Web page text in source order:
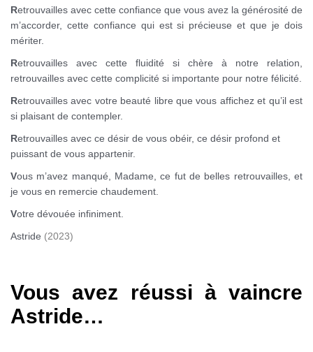
Retrouvailles avec cette confiance que vous avez la générosité de
m’accorder, cette confiance qui est si précieuse et que je dois
mériter.
Retrouvailles avec cette fluidité si chère à notre relation,
retrouvailles avec cette complicité si importante pour notre félicité.
Retrouvailles avec votre beauté libre que vous affichez et qu’il est
si plaisant de contempler.
Retrouvailles avec ce désir de vous obéir, ce désir profond et
puissant de vous appartenir.
Vous m’avez manqué, Madame, ce fut de belles retrouvailles, et
je vous en remercie chaudement.
Votre dévouée infiniment.
Astride (2023)
Vous avez réussi à vaincre
Astride…